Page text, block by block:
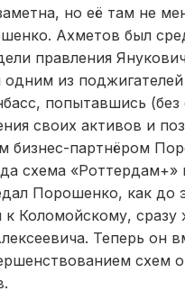
но её там не
Ахметов был
правления
из
попытавшись (без
своих активов и
партнёром
схема «Роттердам+»
Порошенко, как до
Коломойскому, сразу
Теперь он
схем